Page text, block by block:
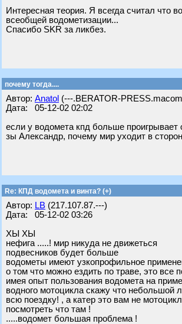
Интересная теория. Я всегда считал что
всеобщей водометизации...
Спасибо SKR за ликбез.
почему тогда....
Автор: Anatol (---.BERATOR-
Дата: 05-12-02 02:02
если у водомета кпд больше проигрывает
зы Александр, почему мир уходит в
Re: КПД водомета и винта? (+)
Автор: LB (217.107.87.---)
Дата: 05-12-02 03:26
ХЫ ХЫ
нефига .....! мир никуда не движеться
подвесников будет больше
водометы имеют узкопрофильное
о том что можно ездить по траве, это все
имея опыт пользования водомета на
водного мотоцикла скажу что небольшой
всю поездку! , а катер это вам не
посмотреть что там !
.....водомет большая проблема !